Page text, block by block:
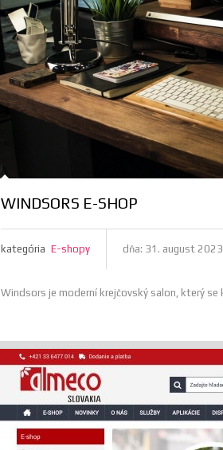
WINDSORS E-SHOP
kategória E-shopy dňa: 31. august 2023
Windsors je moderní krejčovský salon, který